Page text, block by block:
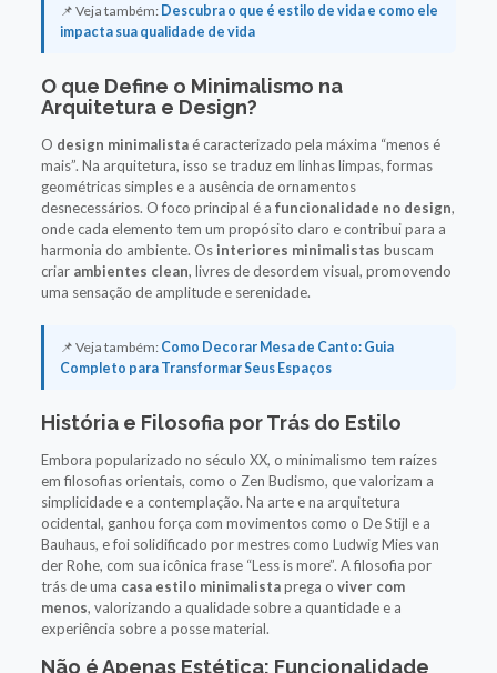
📌 Veja também: Descubra o que é estilo de vida e como ele
impacta sua qualidade de vida
O que Define o Minimalismo na
Arquitetura e Design?
O design minimalistaé caracterizado pela máxima “menos é
mais”. Na arquitetura, isso se traduz em linhas limpas, formas
geométricas simples e a ausência de ornamentos
desnecessários. O foco principal é a funcionalidade no design,
onde cada elemento tem um propósito claro e contribui para a
harmonia do ambiente. Os interiores minimalistas buscam
criar ambientes clean, livres de desordem visual, promovendo
uma sensação de amplitude e serenidade.
📌 Veja também: Como Decorar Mesa de Canto: Guia
Completo para Transformar Seus Espaços
História e Filosofia por Trás do Estilo
Embora popularizado no século XX, o minimalismo tem raízes
em filosofias orientais, como o Zen Budismo, que valorizam a
simplicidade e a contemplação. Na arte e na arquitetura
ocidental, ganhou força com movimentos como o De Stijl e a
Bauhaus, e foi solidificado por mestres como Ludwig Mies van
der Rohe, com sua icônica frase “Less is more”. A filosofia por
trás de uma casa estilo minimalistaprega o viver com
menos, valorizando a qualidade sobre a quantidade e a
experiência sobre a posse material.
Não é Apenas Estética: Funcionalidade